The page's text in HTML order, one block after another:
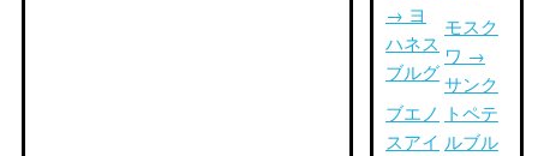
→ ヨ
ハネス
ブルグ
ブエノ
スアイ
モスク
ワ →
サンク
トペテ
ルブル